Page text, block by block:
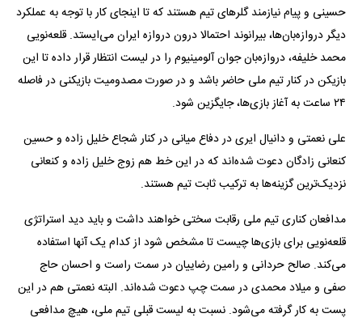
حسینی و پیام نیازمند گلرهای تیم هستند که تا اینجای کار با توجه به عملکرد
دیگر دروازه‌بان‌ها، بیرانوند احتمالا درون دروازه ایران می‌ایستد. قلعه‌نویی
محمد خلیفه، دروازه‌بان جوان آلومینیوم را در لیست انتظار قرار داده تا این
بازیکن در کنار تیم ملی حاضر باشد و در صورت مصدومیت بازیکنی در فاصله
۲۴ ساعت به آغاز بازی‌ها، جایگزین شود.
علی نعمتی و دانیال ایری در دفاع میانی در کنار شجاع خلیل زاده و حسین
کنعانی زادگان دعوت شده‌اند که در این خط هم زوج خلیل زاده و کنعانی
نزدیک‌ترین گزینه‌ها به ترکیب ثابت تیم هستند.
مدافعان کناری تیم ملی رقابت سختی خواهند داشت و باید دید استراتژی
قلعه‌نویی برای بازی‌ها چیست تا مشخص شود از کدام یک آنها استفاده
می‌کند. صالح حردانی و رامین رضاییان در سمت راست و احسان حاج
صفی و میلاد محمدی در سمت چپ دعوت‌ شده‌اند. البته نعمتی هم در این
پست به کار گرفته می‌شود. نسبت به لیست قبلی تیم ملی، هیچ مدافعی